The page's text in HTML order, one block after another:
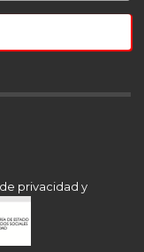
privacidad y